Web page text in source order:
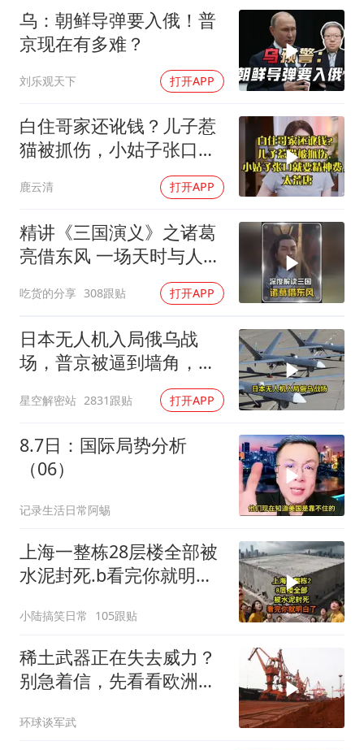
云南一男子胃中取出180颗铁钉
景区回应“麦积山石窟看完需2000元”
曹颖儿子首次演长剧
奋力开创中国式现代化建设新局面
乌：朝鲜导弹要入俄！普
京现在有多难？
刘乐观天下 打开APP
白住哥家还讹钱？儿子惹
猫被抓伤，小姑子张口就
鹿云清 打开APP
精讲《三国演义》之诸葛
亮借东风 一场天时与人性
吃货的分享 308跟贴 打开APP
日本无人机入局俄乌战
场，普京被逼到墙角，这
场仗只剩下死战一条路
星空解密站 2831跟贴 打开APP
8.7日：国际局势分析
（06）
记录生活日常阿蜴
上海一整栋28层楼全部被
水泥封死.b看完你就明白
小陆搞笑日常 105跟贴
稀土武器正在失去威力？
别急着信，先看看欧洲军
环球谈军武